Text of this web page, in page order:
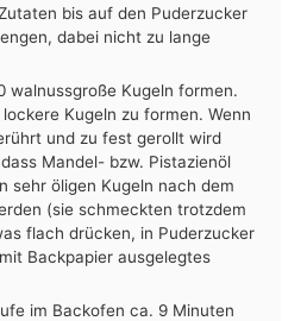
bis auf den Puderzucker
dabei nicht zu lange
walnussgroße Kugeln formen.
Kugeln zu formen. Wenn
und zu fest gerollt wird
Mandel- bzw. Pistazienöl
sehr öligen Kugeln nach dem
(sie schmeckten trotzdem
flach drücken, in Puderzucker
Backpapier ausgelegtes
im Backofen ca. 9 Minuten